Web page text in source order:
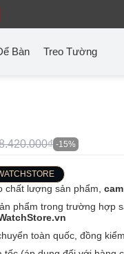
Bàn Treo Tường
-15%
chất lượng sản phẩm,
phẩm trong trường hợp
toàn quốc, đồng